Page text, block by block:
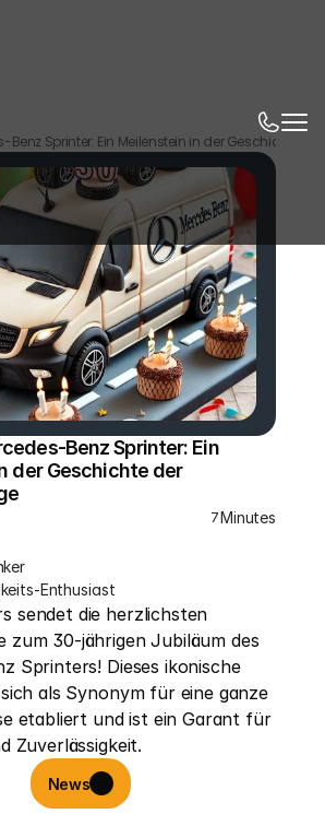
Benz Sprinter: Ein Meilenstein in der Geschichte
Benz Sprinter: Ein
der Geschichte der
7Minutes
Enthusiast
sendet die herzlichsten
zum 30-jährigen Jubiläum des
Sprinters! Dieses ikonische
als Synonym für eine ganze
etabliert und ist ein Garant für
Zuverlässigkeit.
News